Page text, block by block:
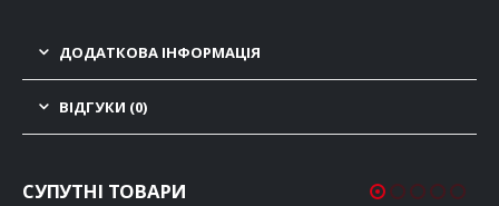
ДОДАТКОВА ІНФОРМАЦІЯ
ВІДГУКИ (0)
СУПУТНІ ТОВАРИ